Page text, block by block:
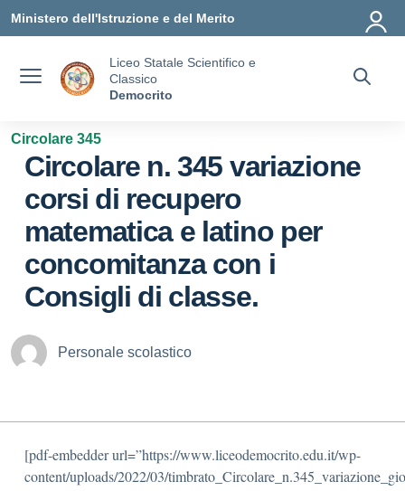
Ministero dell'Istruzione e del Merito
Liceo Statale Scientifico e
Classico
Democrito
Circolare 345
Circolare n. 345 variazione
corsi di recupero
matematica e latino per
concomitanza con i
Consigli di classe.
Personale scolastico
[pdf-embedder url=”https://www.liceodemocrito.edu.it/wp-
content/uploads/2022/03/